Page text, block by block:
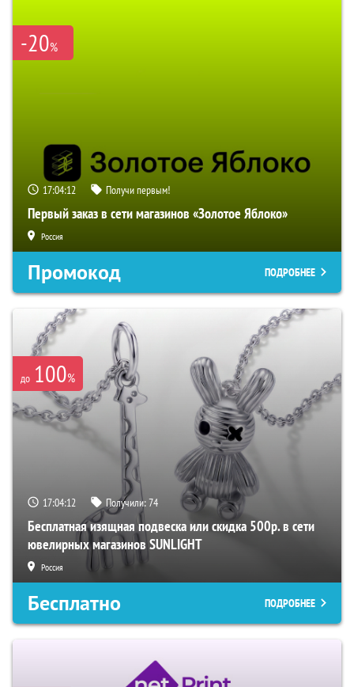
-20%
17:04:11 Получи первым!
Первый заказ в сети магазинов «Золотое Яблоко»
Россия
Промокод ПОДРОБНЕЕ
до 100%
17:04:11 Получили:74
Бесплатная изящная подвеска или скидка 500р. в сети
ювелирных магазинов SUNLIGHT
Россия
Бесплатно ПОДРОБНЕЕ